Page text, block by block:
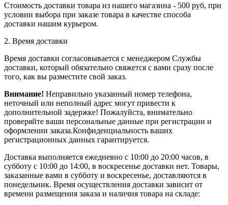
Стоимость доставки товара из нашего магазина - 500 руб, при
условии выбора при заказе товара в качестве способа
доставки нашим курьером.
2. Время доставки
Время доставки согласовывается с менеджером Службы
доставки, который обязательно свяжется с вами сразу после
того, как вы разместите свой заказ.
Внимание! Неправильно указанный номер телефона,
неточный или неполный адрес могут привести к
дополнительной задержке! Пожалуйста, внимательно
проверяйте ваши персональные данные при регистрации и
оформлении заказа.Конфиденциальность ваших
регистрационных данных гарантируется.
Доставка выполняется ежедневно с 10:00 до 20:00 часов, в
субботу с 10:00 до 14:00, в воскресенье доставки нет. Товары,
заказанные вами в субботу и воскресенье, доставляются в
понедельник. Время осуществления доставки зависит от
времени размещения заказа и наличия товара на складе: